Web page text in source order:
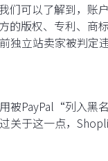
们可以了解到，账
的版权、专利、商
独立站卖家被判定
被PayPal“列入黑
关于这一点，